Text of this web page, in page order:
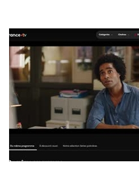
travers des plans immersifs